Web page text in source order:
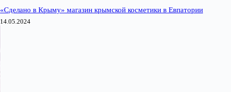
«Сделано в Крыму» магазин крымской косметики в Евпатории
14.05.2024